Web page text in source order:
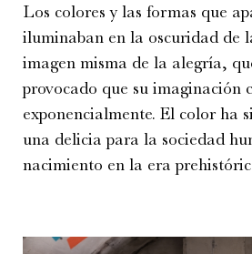
Los colores y las formas que
iluminaban en la oscuridad de
imagen misma de la alegría,
provocado que su imaginación
exponencialmente. El color ha
una delicia para la sociedad
nacimiento en la era